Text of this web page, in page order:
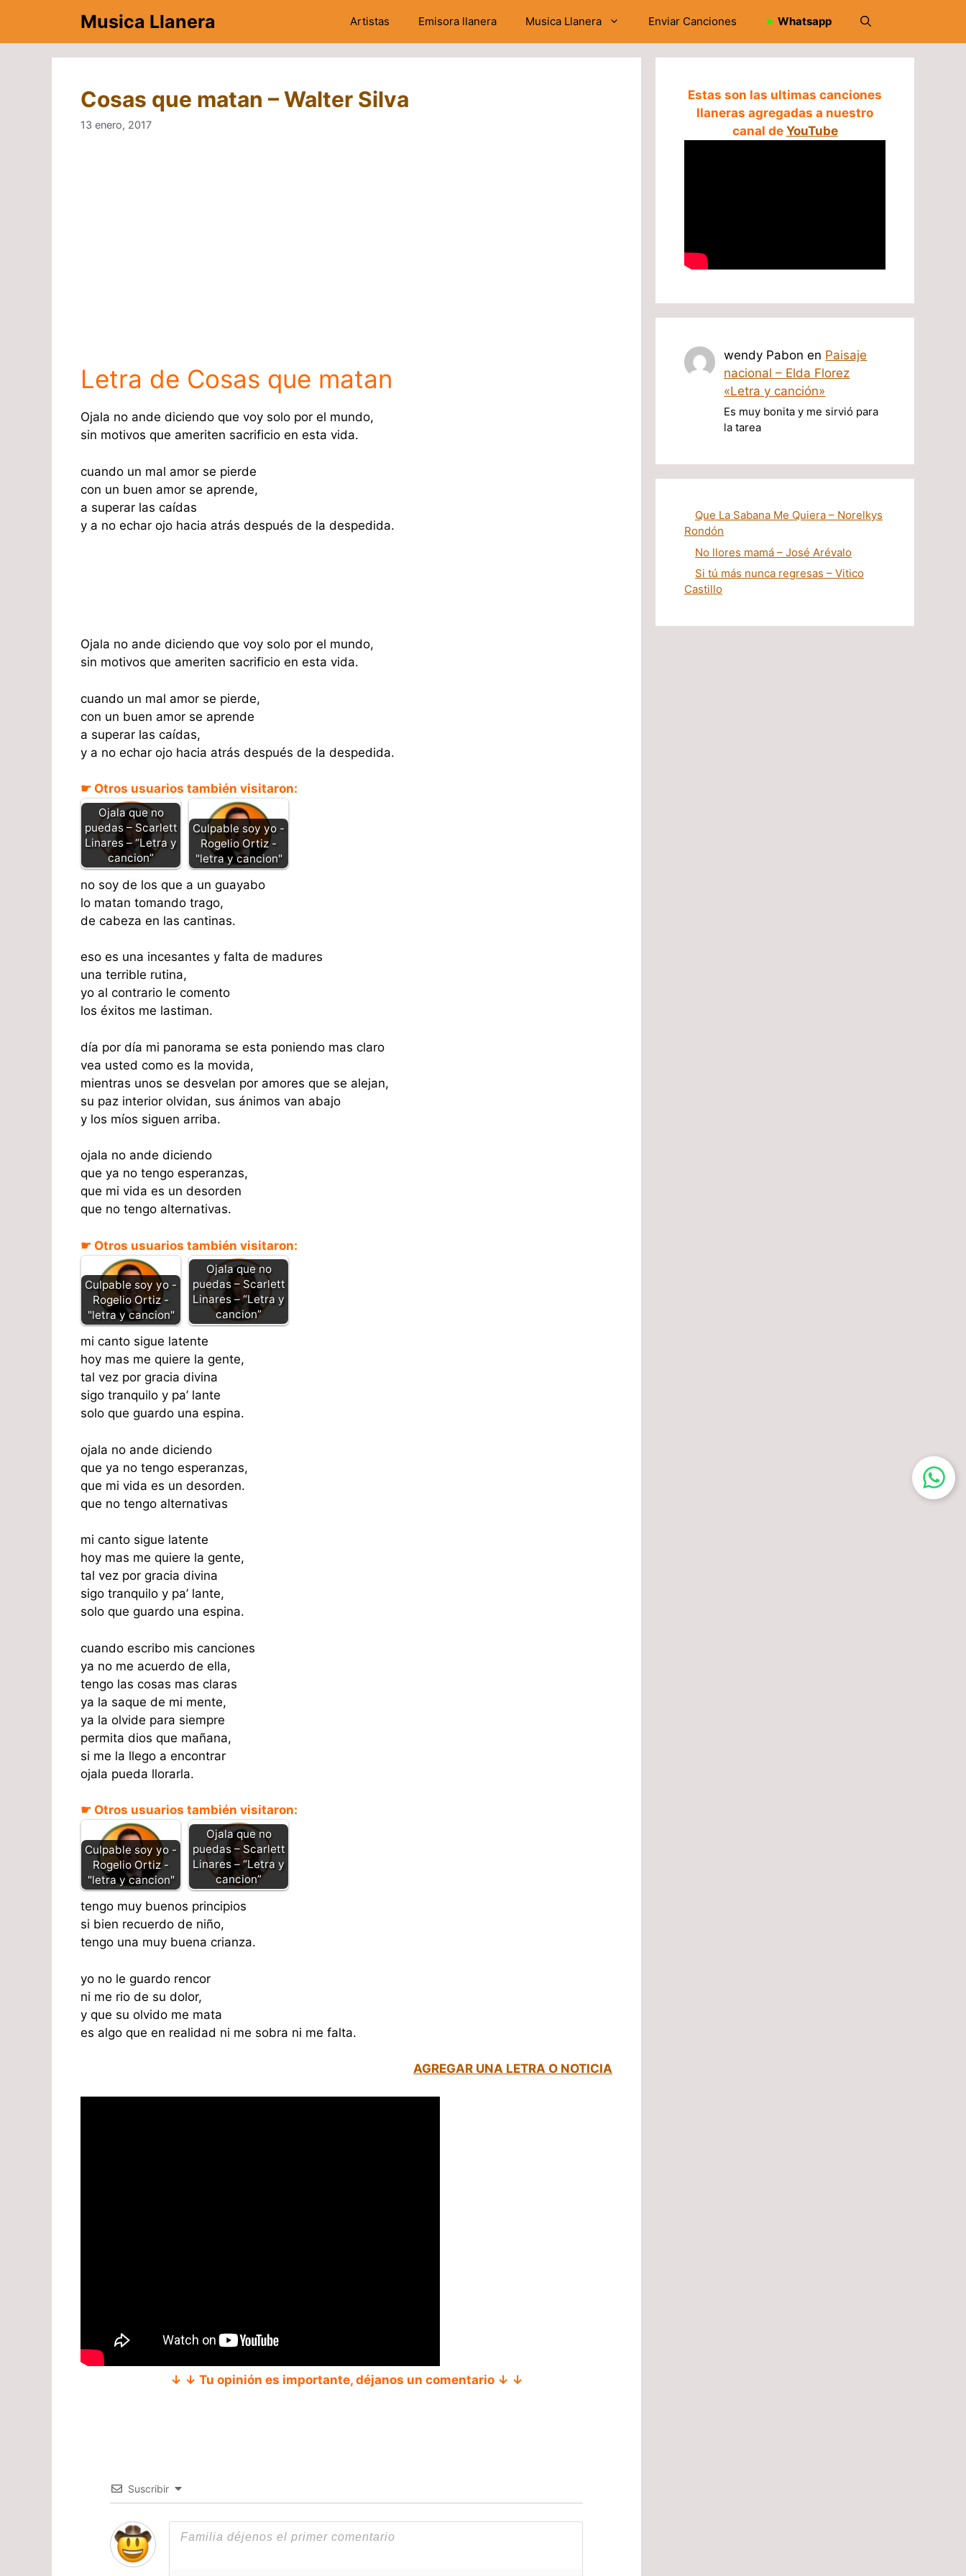
contenido
Musica Llanera Artistas Emisora llanera Musica Llanera Enviar Canciones ➤ Whatsapp
Cosas que matan – Walter Silva
13 enero, 2017
Letra de Cosas que matan
Ojala no ande diciendo que voy solo por el mundo,
sin motivos que ameriten sacrificio en esta vida.
cuando un mal amor se pierde
con un buen amor se aprende,
a superar las caídas
y a no echar ojo hacia atrás después de la despedida.
Ojala no ande diciendo que voy solo por el mundo,
sin motivos que ameriten sacrificio en esta vida.
cuando un mal amor se pierde,
con un buen amor se aprende
a superar las caídas,
y a no echar ojo hacia atrás después de la despedida.
☛ Otros usuarios también visitaron:
Ojala que no
puedas – Scarlett
Linares – “Letra y
cancion”
Culpable soy yo -
Rogelio Ortiz -
"letra y cancion"
no soy de los que a un guayabo
lo matan tomando trago,
de cabeza en las cantinas.
eso es una incesantes y falta de madures
una terrible rutina,
yo al contrario le comento
los éxitos me lastiman.
día por día mi panorama se esta poniendo mas claro
vea usted como es la movida,
mientras unos se desvelan por amores que se alejan,
su paz interior olvidan, sus ánimos van abajo
y los míos siguen arriba.
ojala no ande diciendo
que ya no tengo esperanzas,
que mi vida es un desorden
que no tengo alternativas.
☛ Otros usuarios también visitaron:
Culpable soy yo -
Rogelio Ortiz -
"letra y cancion"
Ojala que no
puedas – Scarlett
Linares – “Letra y
cancion”
mi canto sigue latente
hoy mas me quiere la gente,
tal vez por gracia divina
sigo tranquilo y pa’ lante
solo que guardo una espina.
ojala no ande diciendo
que ya no tengo esperanzas,
que mi vida es un desorden.
que no tengo alternativas
mi canto sigue latente
hoy mas me quiere la gente,
tal vez por gracia divina
sigo tranquilo y pa’ lante,
solo que guardo una espina.
cuando escribo mis canciones
ya no me acuerdo de ella,
tengo las cosas mas claras
ya la saque de mi mente,
ya la olvide para siempre
permita dios que mañana,
si me la llego a encontrar
ojala pueda llorarla.
☛ Otros usuarios también visitaron:
Culpable soy yo -
Rogelio Ortiz -
"letra y cancion"
Ojala que no
puedas – Scarlett
Linares – “Letra y
cancion”
tengo muy buenos principios
si bien recuerdo de niño,
tengo una muy buena crianza.
yo no le guardo rencor
ni me rio de su dolor,
y que su olvido me mata
es algo que en realidad ni me sobra ni me falta.
AGREGAR UNA LETRA O NOTICIA
↓ ↓ Tu opinión es importante, déjanos un comentario ↓ ↓
Suscribir
Estas son las ultimas canciones
llaneras agregadas a nuestro
canal de YouTube
wendy Pabon en Paisaje
nacional – Elda Florez
«Letra y canción»
Es muy bonita y me sirvió para
la tarea
Que La Sabana Me Quiera – Norelkys
Rondón
No llores mamá – José Arévalo
Si tú más nunca regresas – Vitico
Castillo